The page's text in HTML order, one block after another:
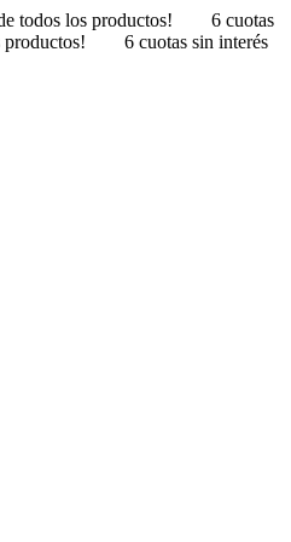
todos los productos!
6 cuotas
6 cuotas sin interés